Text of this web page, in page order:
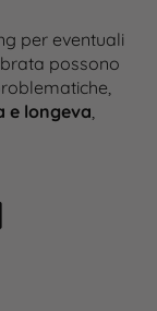
per eventuali
possono
e longeva,